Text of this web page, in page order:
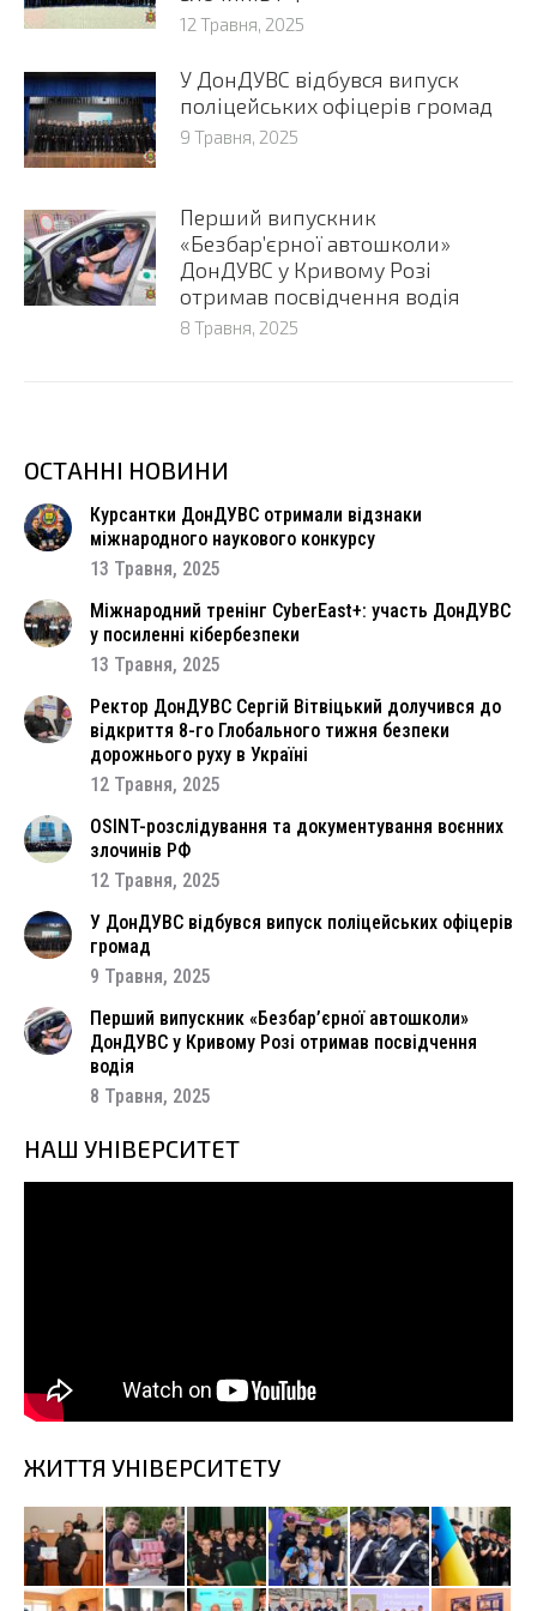
12 Травня, 2025
У ДонДУВС відбувся випуск
поліцейських офіцерів громад
9 Травня, 2025
Перший випускник
«Безбар’єрної автошколи»
ДонДУВС у Кривому Розі
отримав посвідчення водія
8 Травня, 2025
ОСТАННІ НОВИНИ
Курсантки ДонДУВС отримали відзнаки
міжнародного наукового конкурсу
13 Травня, 2025
Міжнародний тренінг CyberEast+: участь ДонДУВС
у посиленні кібербезпеки
13 Травня, 2025
Ректор ДонДУВС Сергій Вітвіцький долучився до
відкриття 8-го Глобального тижня безпеки
дорожнього руху в Україні
12 Травня, 2025
OSINT-розслідування та документування воєнних
злочинів РФ
12 Травня, 2025
У ДонДУВС відбувся випуск поліцейських офіцерів
громад
9 Травня, 2025
Перший випускник «Безбар’єрної автошколи»
ДонДУВС у Кривому Розі отримав посвідчення
водія
8 Травня, 2025
НАШ УНІВЕРСИТЕТ
ЖИТТЯ УНІВЕРСИТЕТУ